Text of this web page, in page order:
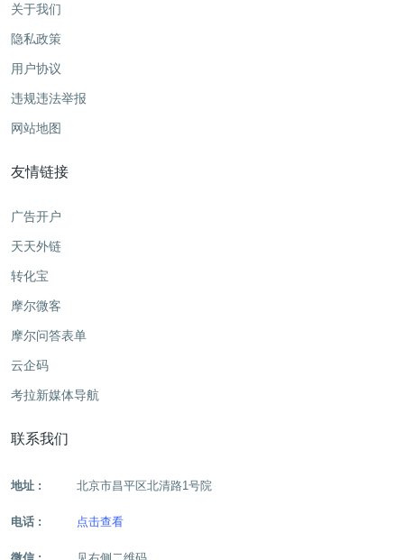
关于我们
隐私政策
用户协议
违规违法举报
网站地图
友情链接
广告开户
天天外链
转化宝
摩尔微客
摩尔问答表单
云企码
考拉新媒体导航
联系我们
地址 : 北京市昌平区北清路1号院
电话 : 点击查看